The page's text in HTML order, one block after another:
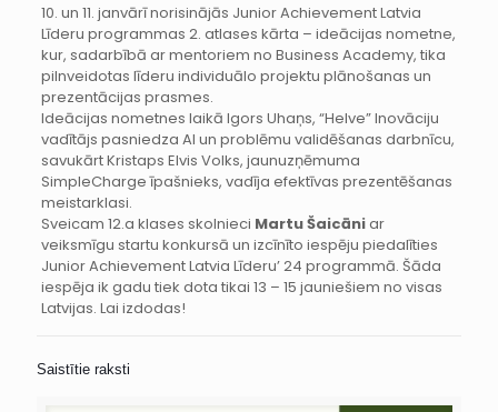
10. un 11. janvārī norisinājās Junior Achievement Latvia
Līderu programmas 2. atlases kārta – ideācijas nometne,
kur, sadarbībā ar mentoriem no Business Academy, tika
pilnveidotas līderu individuālo projektu plānošanas un
prezentācijas prasmes.
Ideācijas nometnes laikā Igors Uhaņs, “Helve” Inovāciju
vadītājs pasniedza AI un problēmu validēšanas darbnīcu,
savukārt Kristaps Elvis Volks, jaunuzņēmuma
SimpleCharge īpašnieks, vadīja efektīvas prezentēšanas
meistarklasi.
Sveicam 12.a klases skolnieci Martu Šaicāniar
veiksmīgu startu konkursā un izcīnīto iespēju piedalīties
Junior Achievement Latvia Līderu’ 24 programmā. Šāda
iespēja ik gadu tiek dota tikai 13 – 15 jauniešiem no visas
Latvijas. Lai izdodas!
Saistītie raksti